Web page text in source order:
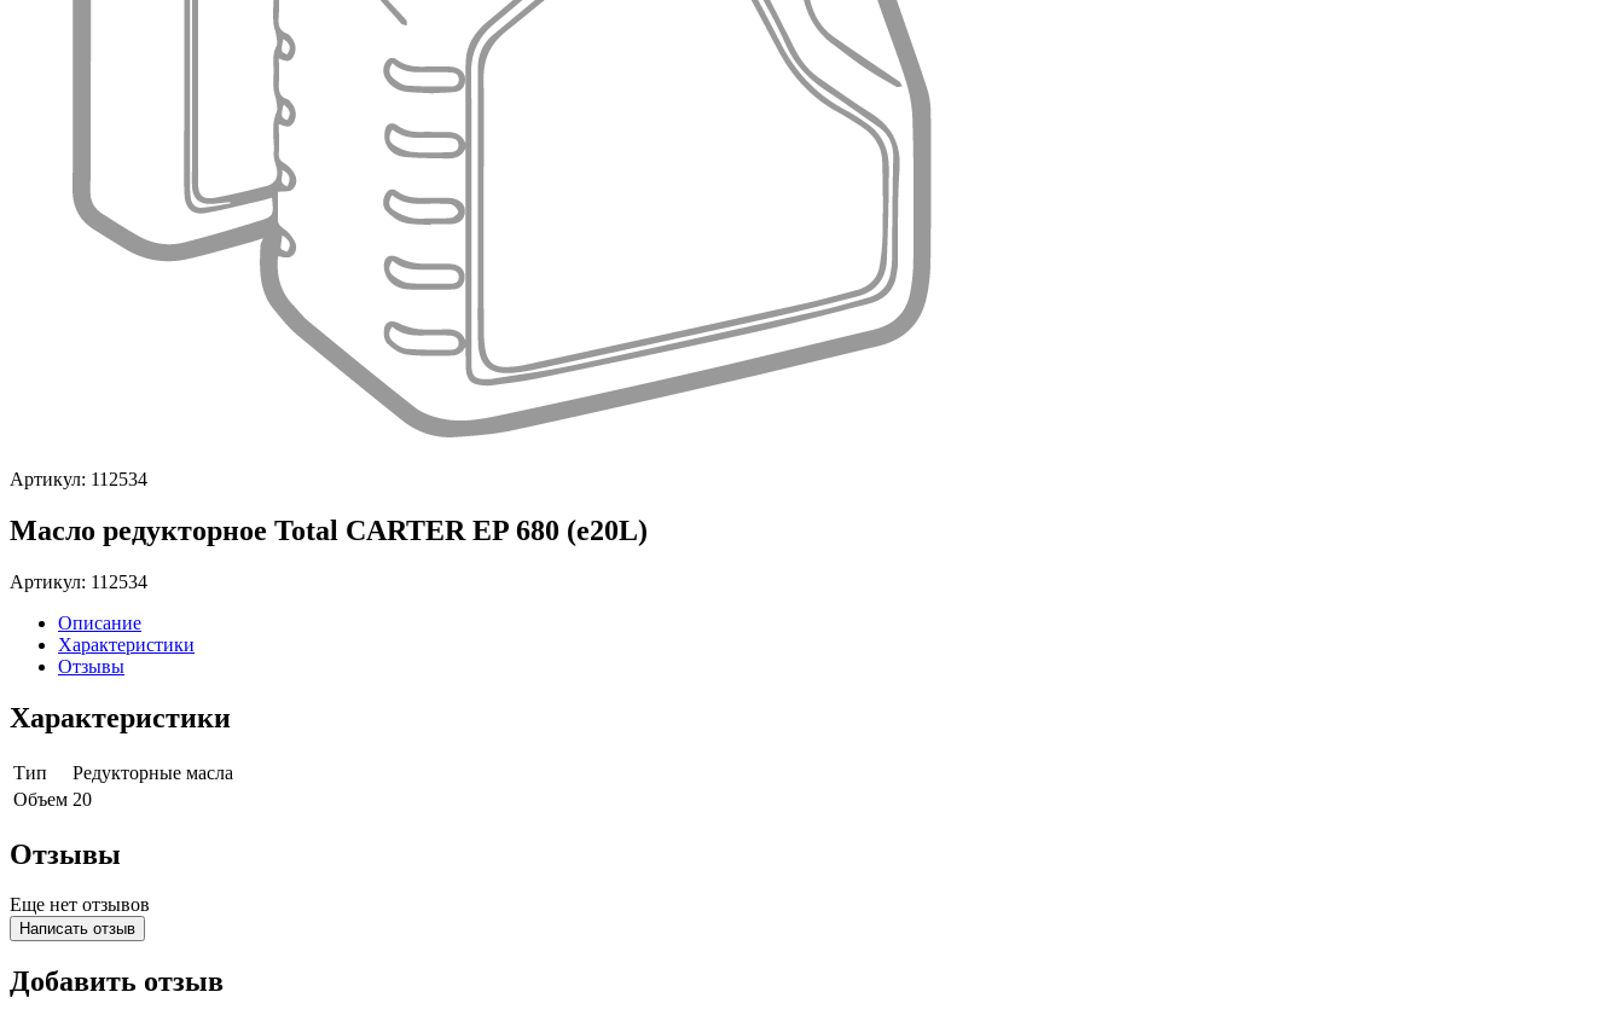
Артикул: 112534
Масло редукторное Total CARTER EP 680 (e20L)
Артикул: 112534
Описание
Характеристики
Отзывы
Характеристики
Тип
Редукторные масла
Объем 20
Отзывы
Еще нет отзывов
Написать отзыв
Добавить отзыв